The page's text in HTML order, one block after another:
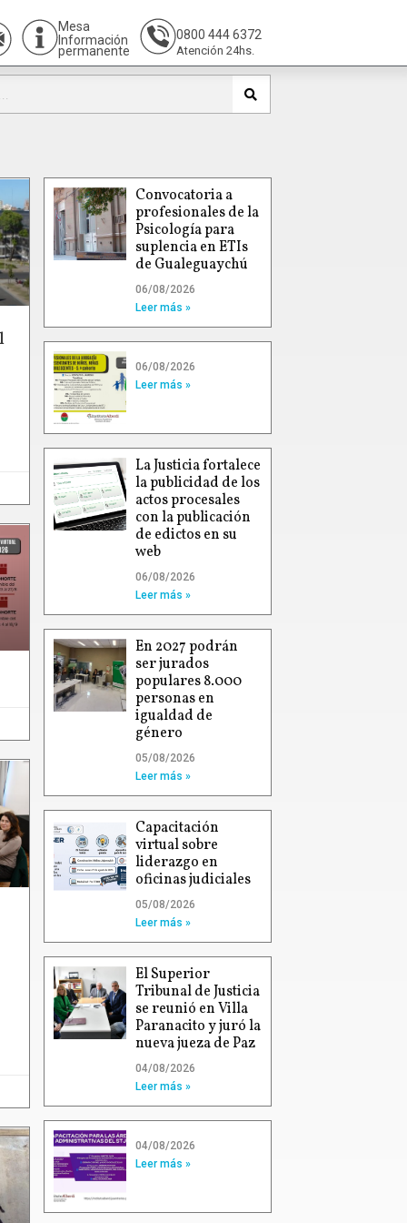
Mesa
Información
permanente
0800 444 6372
Atención 24hs.
Convocatoria a
profesionales de la
Psicología para
suplencia en ETIs
de Gualeguaychú
06/08/2026
Leer más »
06/08/2026
Leer más »
La Justicia fortalece
la publicidad de los
actos procesales
con la publicación
de edictos en su
web
06/08/2026
Leer más »
En 2027 podrán
ser jurados
populares 8.000
personas en
igualdad de
género
05/08/2026
Leer más »
Capacitación
virtual sobre
liderazgo en
oficinas judiciales
05/08/2026
Leer más »
El Superior
Tribunal de Justicia
se reunió en Villa
Paranacito y juró la
nueva jueza de Paz
04/08/2026
Leer más »
04/08/2026
Leer más »